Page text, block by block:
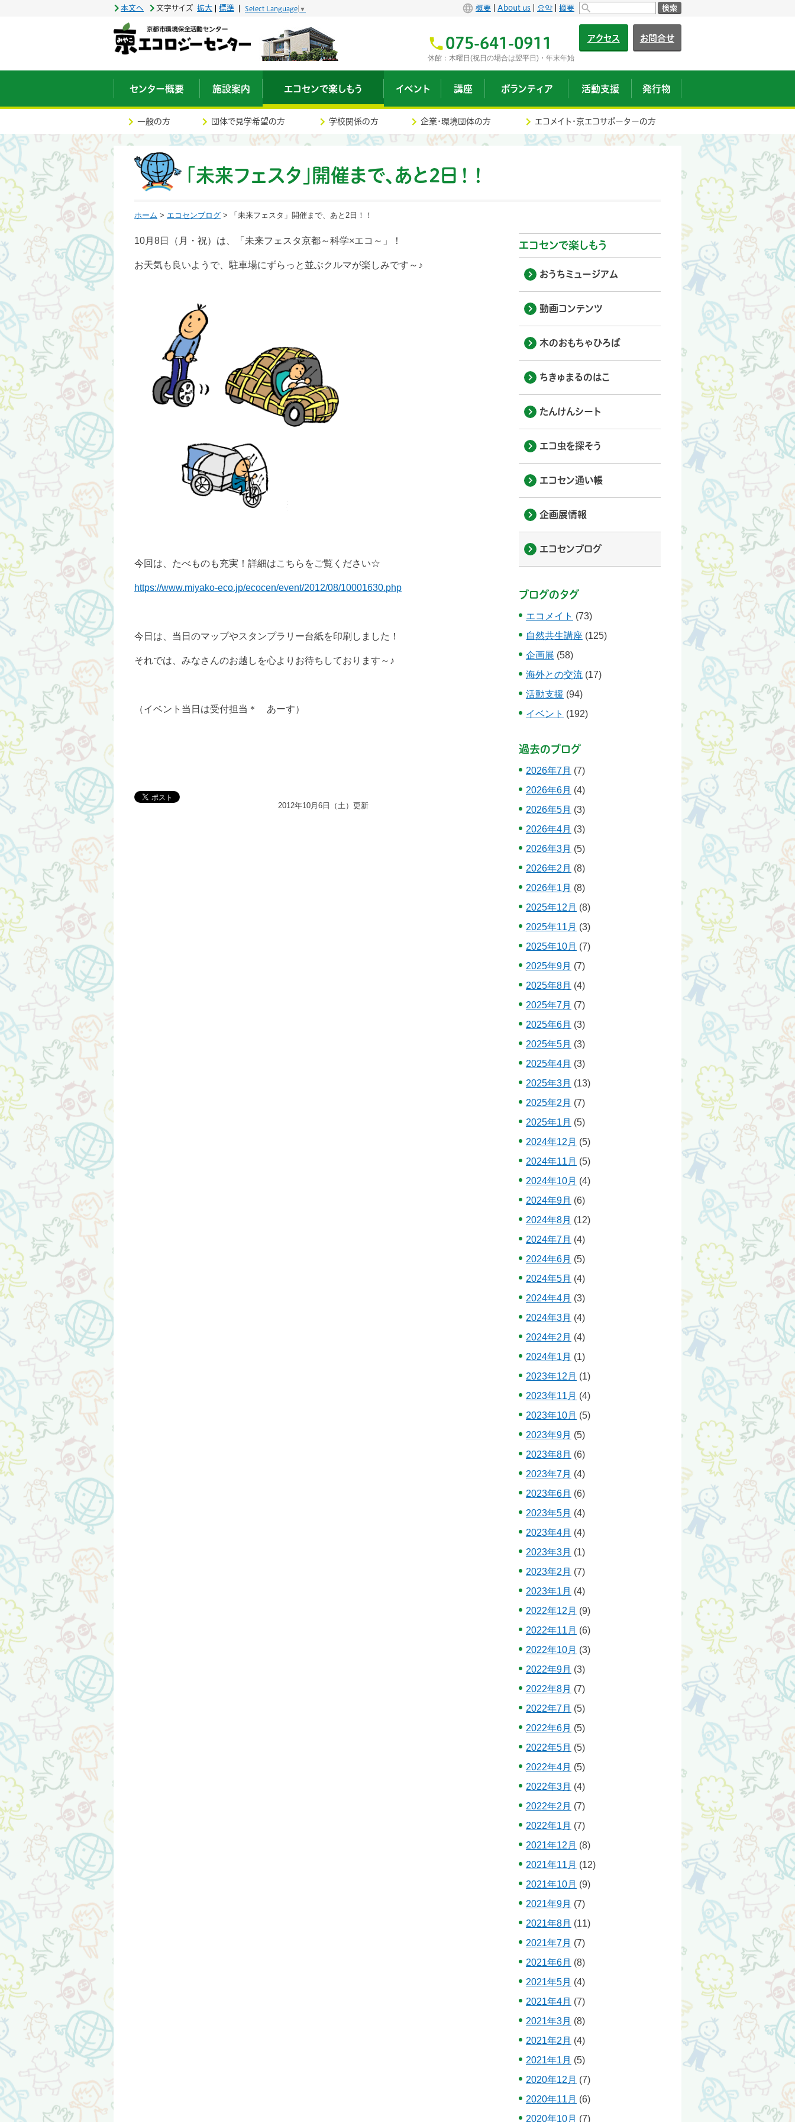
本文へ 文字サイズ 拡大 標準 Select Language ▼ 概要 About us 요약 摘要 検索
075-641-0911
休館：木曜日(祝日の場合は翌平日)・年末年始
アクセス お問合せ
センター概要 施設案内 エコセンで楽しもう イベント 講座 ボランティア 活動支援 発行物
一般の方 団体で見学希望の方 学校関係の方 企業・環境団体の方 エコメイト・京エコサポーターの方
「未来フェスタ」開催まで、あと2日！！
ホーム > エコセンブログ > 「未来フェスタ」開催まで、あと2日！！
10月8日（月・祝）は、「未来フェスタ京都～科学×エコ～」！
お天気も良いようで、駐車場にずらっと並ぶクルマが楽しみです～♪
今回は、たべものも充実！詳細はこちらをご覧ください☆
https://www.miyako-eco.jp/ecocen/event/2012/08/10001630.php
今日は、当日のマップやスタンプラリー台紙を印刷しました！
それでは、みなさんのお越しを心よりお待ちしております～♪
（イベント当日は受付担当＊ あーす）
2012年10月6日（土）更新
エコセンで楽しもう
おうちミュージアム
動画コンテンツ
木のおもちゃひろば
ちきゅまるのはこ
たんけんシート
エコ虫を探そう
エコセン通い帳
企画展情報
エコセンブログ
ブログのタグ
エコメイト (73)
自然共生講座 (125)
企画展 (58)
海外との交流(17)
活動支援 (94)
イベント (192)
過去のブログ
2026年7月 (7)
2026年6月 (4)
2026年5月 (3)
2026年4月 (3)
2026年3月 (5)
2026年2月 (8)
2026年1月 (8)
2025年12月 (8)
2025年11月 (3)
2025年10月 (7)
2025年9月 (7)
2025年8月 (4)
2025年7月 (7)
2025年6月 (3)
2025年5月 (3)
2025年4月 (3)
2025年3月 (13)
2025年2月 (7)
2025年1月 (5)
2024年12月 (5)
2024年11月 (5)
2024年10月 (4)
2024年9月 (6)
2024年8月 (12)
2024年7月 (4)
2024年6月 (5)
2024年5月 (4)
2024年4月 (3)
2024年3月 (4)
2024年2月 (4)
2024年1月 (1)
2023年12月 (1)
2023年11月 (4)
2023年10月 (5)
2023年9月 (5)
2023年8月 (6)
2023年7月 (4)
2023年6月 (6)
2023年5月 (4)
2023年4月 (4)
2023年3月 (1)
2023年2月 (7)
2023年1月 (4)
2022年12月 (9)
2022年11月 (6)
2022年10月 (3)
2022年9月 (3)
2022年8月 (7)
2022年7月 (5)
2022年6月 (5)
2022年5月 (5)
2022年4月 (5)
2022年3月 (4)
2022年2月 (7)
2022年1月 (7)
2021年12月 (8)
2021年11月 (12)
2021年10月 (9)
2021年9月 (7)
2021年8月 (11)
2021年7月 (7)
2021年6月 (8)
2021年5月 (4)
2021年4月 (7)
2021年3月 (8)
2021年2月 (4)
2021年1月 (5)
2020年12月 (7)
2020年11月 (6)
2020年10月 (7)